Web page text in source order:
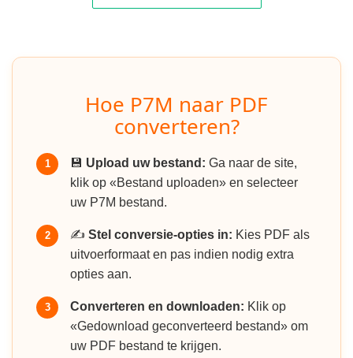
Hoe P7M naar PDF
converteren?
1 💾 Upload uw bestand: Ga naar de site,
klik op «Bestand uploaden» en selecteer
uw P7M bestand.
2 ✍️ Stel conversie-opties in: Kies PDF als
uitvoerformaat en pas indien nodig extra
opties aan.
3 Converteren en downloaden: Klik op
«Gedownload geconverteerd bestand» om
uw PDF bestand te krijgen.